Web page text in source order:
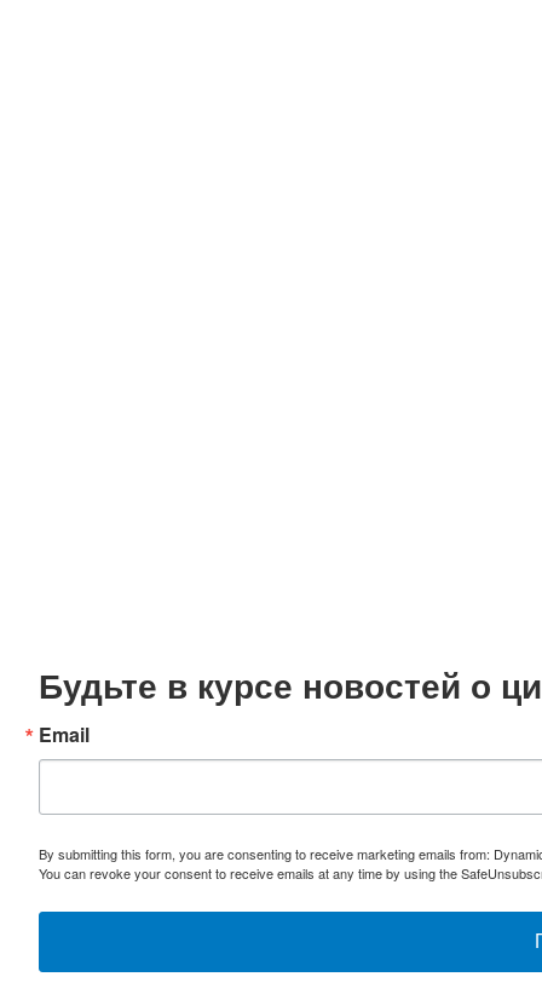
Будьте в курсе новостей о
Email
By submitting this form, you are consenting to receive marketing emails from:
You can revoke your consent to receive emails at any time by using the